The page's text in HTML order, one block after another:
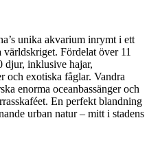
unika akvarium inrymt i ett
Fördelat över 11
djur, inklusive hajar,
och exotiska fåglar. Vandra
enorma oceanbassänger och
En perfekt blandning
urban natur – mitt i stadens